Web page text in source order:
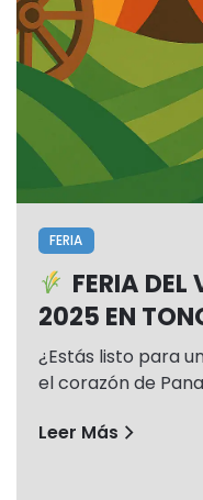
FERIA
FERIA DEL
2025 EN
¿Estás listo para
el corazón de
Leer Más